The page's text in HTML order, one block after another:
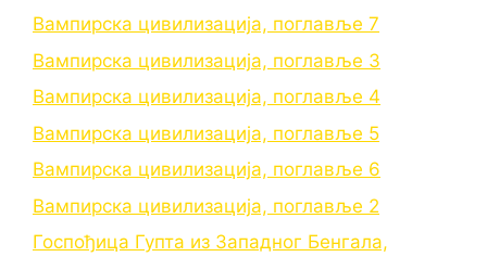
Вампирска цивилизација, поглавље 7
Вампирска цивилизација, поглавље 3
Вампирска цивилизација, поглавље 4
Вампирска цивилизација, поглавље 5
Вампирска цивилизација, поглавље 6
Вампирска цивилизација, поглавље 2
Госпођица Гупта из Западног Бенгала,